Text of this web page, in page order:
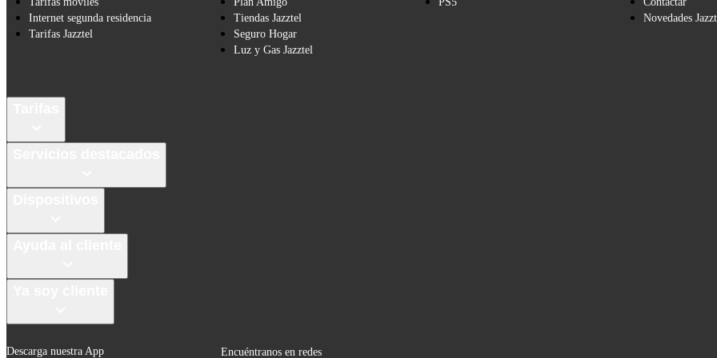
Internet segunda residencia
Tarifas Jazztel
Tiendas Jazztel
Seguro Hogar
Luz y Gas Jazztel
Novedades
Descarga nuestra App Encuéntranos en redes